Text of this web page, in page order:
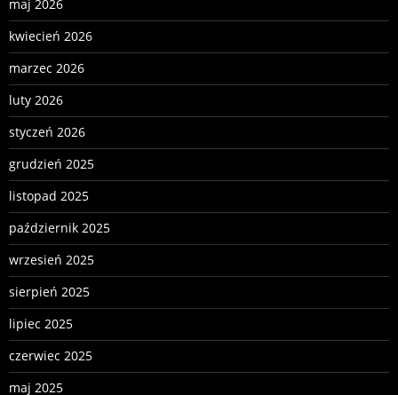
maj 2026
kwiecień 2026
marzec 2026
luty 2026
styczeń 2026
grudzień 2025
listopad 2025
październik 2025
wrzesień 2025
sierpień 2025
lipiec 2025
czerwiec 2025
maj 2025